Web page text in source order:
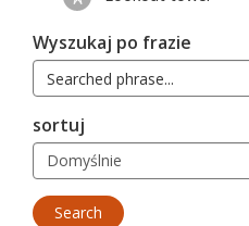
Wyszukaj po frazie
sortuj